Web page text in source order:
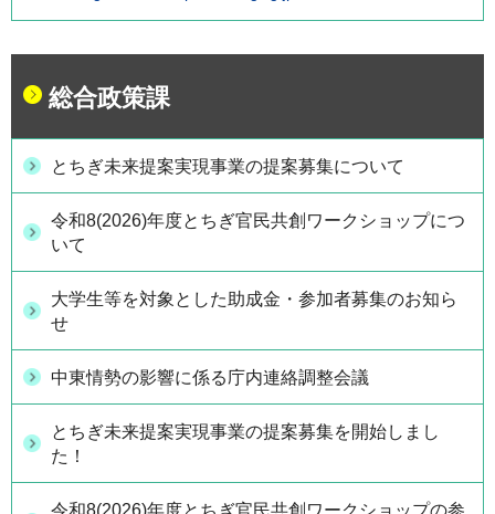
総合政策課
とちぎ未来提案実現事業の提案募集について
令和8(2026)年度とちぎ官民共創ワークショップにつ
いて
大学生等を対象とした助成金・参加者募集のお知ら
せ
中東情勢の影響に係る庁内連絡調整会議
とちぎ未来提案実現事業の提案募集を開始しまし
た！
令和8(2026)年度とちぎ官民共創ワークショップの参